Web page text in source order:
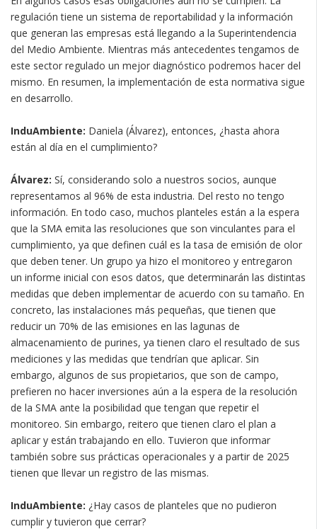
regulación tiene un sistema de reportabilidad y la información
que generan las empresas está llegando a la Superintendencia
del Medio Ambiente. Mientras más antecedentes tengamos de
este sector regulado un mejor diagnóstico podremos hacer del
mismo. En resumen, la implementación de esta normativa sigue
en desarrollo.
InduAmbiente: Daniela (Álvarez), entonces, ¿hasta ahora
están al día en el cumplimiento?
Álvarez: Sí, considerando solo a nuestros socios, aunque
representamos al 96% de esta industria. Del resto no tengo
información. En todo caso, muchos planteles están a la espera
que la SMA emita las resoluciones que son vinculantes para el
cumplimiento, ya que definen cuál es la tasa de emisión de olor
que deben tener. Un grupo ya hizo el monitoreo y entregaron
un informe inicial con esos datos, que determinarán las distintas
medidas que deben implementar de acuerdo con su tamaño. En
concreto, las instalaciones más pequeñas, que tienen que
reducir un 70% de las emisiones en las lagunas de
almacenamiento de purines, ya tienen claro el resultado de sus
mediciones y las medidas que tendrían que aplicar. Sin
embargo, algunos de sus propietarios, que son de campo,
prefieren no hacer inversiones aún a la espera de la resolución
de la SMA ante la posibilidad que tengan que repetir el
monitoreo. Sin embargo, reitero que tienen claro el plan a
aplicar y están trabajando en ello. Tuvieron que informar
también sobre sus prácticas operacionales y a partir de 2025
tienen que llevar un registro de las mismas.
InduAmbiente: ¿Hay casos de planteles que no pudieron
cumplir y tuvieron que cerrar?